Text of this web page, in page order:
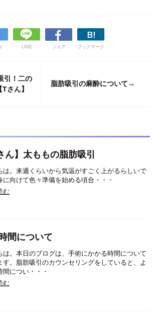
LINE シェア ブックマーク
引！二の
さん】
脂肪吸引の麻酔について→
】太ももの脂肪吸引
は。来週くらいから気温がすごく上がるらしいで
に向けて色々準備を始める頃合・・・
む
間について
は。本日のブログは、手術にかかる時間について
す。脂肪吸引のカウンセリングをしていると、よ
間につい・・・
む